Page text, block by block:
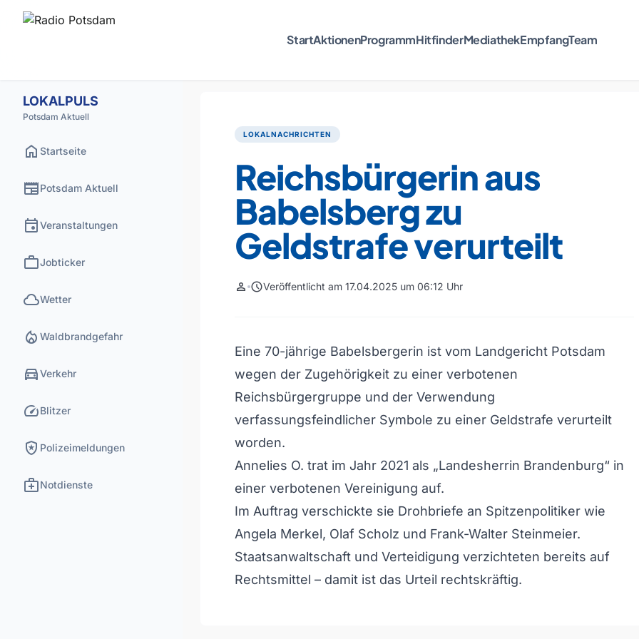
StartAktionenProgrammHitfinderMediathekEmpfangTeam
LOKALPULS
Potsdam Aktuell
home Startseite
newspaperPotsdam Aktuell
eventVeranstaltungen
workJobticker
cloudWetter
local_fire_department Waldbrandgefahr
directions_carVerkehr
speedBlitzer
local_police Polizeimeldungen
medical_servicesNotdienste
LOKALNACHRICHTEN
Reichsbürgerin aus
Babelsberg zu
Geldstrafe verurteilt
person scheduleVeröffentlicht am 17.04.2025 um 06:12 Uhr
Eine 70-jährige Babelsbergerin ist vom Landgericht Potsdam
wegen der Zugehörigkeit zu einer verbotenen
Reichsbürgergruppe und der Verwendung
verfassungsfeindlicher Symbole zu einer Geldstrafe verurteilt
worden.
Annelies O. trat im Jahr 2021 als „Landesherrin Brandenburg“ in
einer verbotenen Vereinigung auf.
Im Auftrag verschickte sie Drohbriefe an Spitzenpolitiker wie
Angela Merkel, Olaf Scholz und Frank-Walter Steinmeier.
Staatsanwaltschaft und Verteidigung verzichteten bereits auf
Rechtsmittel – damit ist das Urteil rechtskräftig.